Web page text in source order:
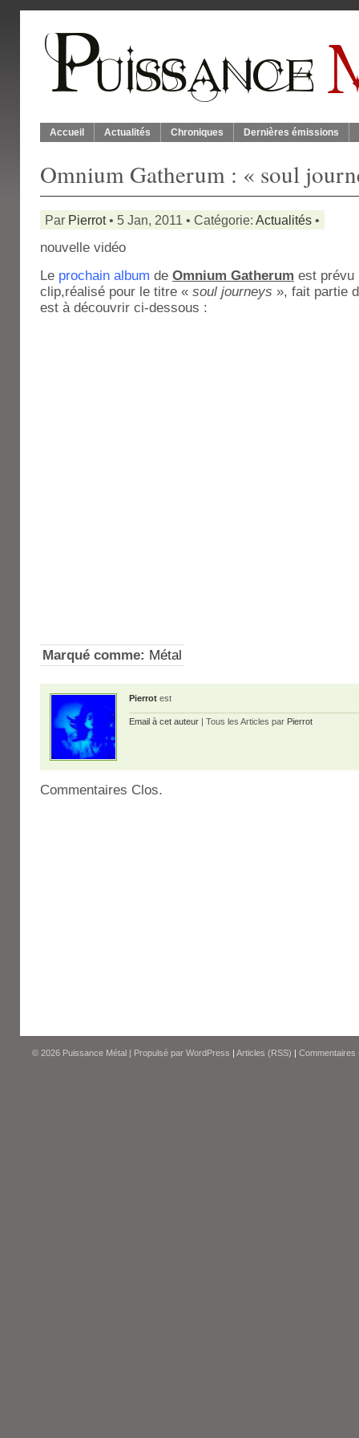
Accueil Actualités Chroniques Dernières émissions
Omnium Gatherum : « soul
Par Pierrot• 5 Jan, 2011 • Catégorie: Actualités •
nouvelle vidéo
Le prochain album de Omnium Gatherum est prévu
clip,réalisé pour le titre « soul journeys », fait partie
est à découvrir ci-dessous :
Marqué comme: Métal
Pierrot est
Email à cet auteur | Tous les Articles par Pierrot
Commentaires Clos.
© 2026 Puissance Métal | Propulsé par WordPress | Articles (RSS) | Commentaires